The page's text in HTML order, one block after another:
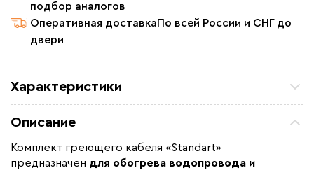
подбор аналогов
Оперативная доставкаПо всей России и СНГ до
двери
Характеристики
Монтаж
Описание
Комплект греющего кабеля «Standart»
предназначен для обогрева водопровода и